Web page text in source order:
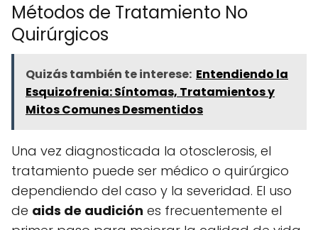
Métodos de Tratamiento No
Quirúrgicos
Quizás también te interese: Entendiendo la
Esquizofrenia: Síntomas, Tratamientos y
Mitos Comunes Desmentidos
Una vez diagnosticada la otosclerosis, el
tratamiento puede ser médico o quirúrgico
dependiendo del caso y la severidad. El uso
de aids de audición es frecuentemente el